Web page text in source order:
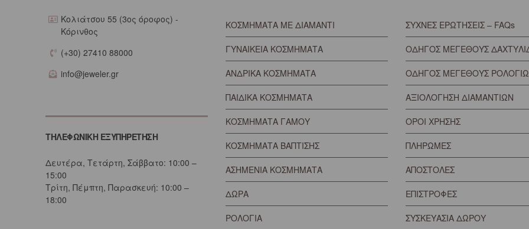
Κολιάτσου 55 (3ος όροφος) -
Κόρινθος
(+30) 27410 88000
info@jeweler.gr
ΤΗΛΕΦΩΝΙΚΗ ΕΞΥΠΗΡΕΤΗΣΗ
Δευτέρα, Τετάρτη, Σάββατο: 10:00 –
15:00
Τρίτη, Πέμπτη, Παρασκευή: 10:00 –
18:00
ΚΟΣΜΗΜΑΤΑ ΜΕ ΔΙΑΜΑΝΤΙ
ΓΥΝΑΙΚΕΙΑ ΚΟΣΜΗΜΑΤΑ
ΑΝΔΡΙΚΑ ΚΟΣΜΗΜΑΤΑ
ΠΑΙΔΙΚΑ ΚΟΣΜΗΜΑΤΑ
ΚΟΣΜΗΜΑΤΑ ΓΑΜΟΥ
ΚΟΣΜΗΜΑΤΑ ΒΑΠΤΙΣΗΣ
ΑΣΗΜΕΝΙΑ ΚΟΣΜΗΜΑΤΑ
ΔΩΡΑ
ΡΟΛΟΓΙΑ
ΣΥΧΝΕΣ ΕΡΩΤΗΣΕΙΣ – FAQs
ΟΔΗΓΟΣ ΜΕΓΕΘΟΥΣ
ΟΔΗΓΟΣ ΜΕΓΕΘΟΥΣ
ΑΞΙΟΛΟΓΗΣΗ ΔΙΑΜΑΝΤΙΩΝ
ΟΡΟΙ ΧΡΗΣΗΣ
ΠΛΗΡΩΜΕΣ
ΑΠΟΣΤΟΛΕΣ
ΕΠΙΣΤΡΟΦΕΣ
ΣΥΣΚΕΥΑΣΙΑ ΔΩΡΟΥ